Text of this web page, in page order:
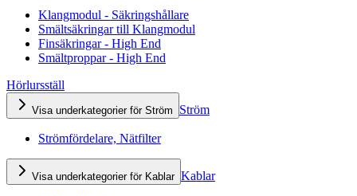
Klangmodul - Säkringshållare
Smältsäkringar till Klangmodul
Finsäkringar - High End
Smältproppar - High End
Hörlursställ
Visa underkategorier för Ström Ström
Strömfördelare, Nätfilter
Visa underkategorier för Kablar Kablar